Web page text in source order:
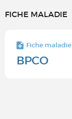
FICHE MALADIE
Fiche maladie
BPCO